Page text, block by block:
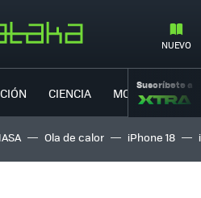
NUEVO
CIENCIA MOVILIDAD
Suscríbete a
Ola de calor iPhone 18